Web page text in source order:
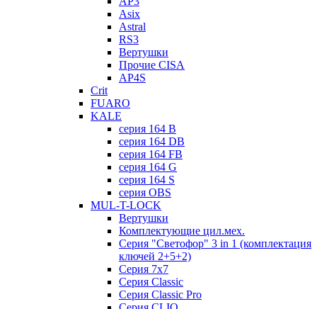
Asix
Astral
RS3
Вертушки
Прочие CISA
AP4S
Crit
FUARO
KALE
серия 164 B
серия 164 DB
серия 164 FB
серия 164 G
серия 164 S
серия OBS
MUL-T-LOCK
Вертушки
Комплектующие цил.мех.
Серия "Светофор" 3 in 1 (комплектация
ключей 2+5+2)
Серия 7х7
Серия Classic
Серия Classic Pro